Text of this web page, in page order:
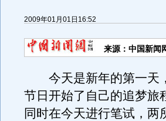
2009年01月01日16:52
来源：中国新闻
今天是新年的第一天
节日开始了自己的追梦旅
同时在今天进行笔试，